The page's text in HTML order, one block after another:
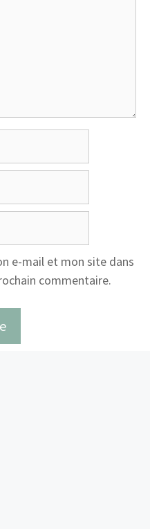
e-mail et mon site dans
commentaire.